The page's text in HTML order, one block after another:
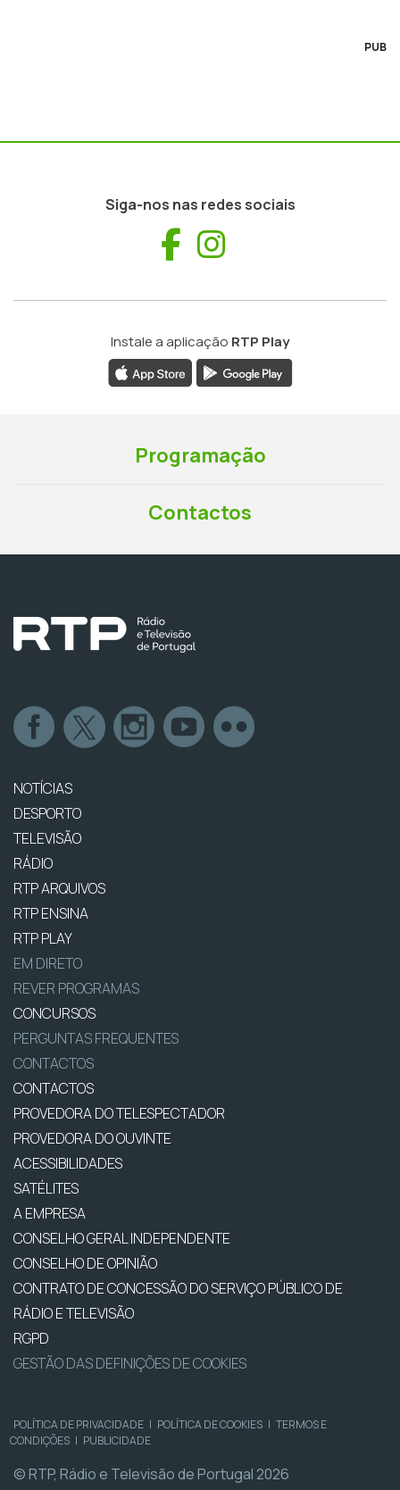
PUB
Siga-nos nas redes sociais
Facebook
Instale a aplicação RTP Play
Programação
Contactos
NOTÍCIAS
DESPORTO
TELEVISÃO
RÁDIO
RTP ARQUIVOS
RTP ENSINA
RTP PLAY
EM DIRETO
REVER PROGRAMAS
CONCURSOS
PERGUNTAS FREQUENTES
CONTACTOS
CONTACTOS
PROVEDORA DO TELESPECTADOR
PROVEDORA DO OUVINTE
ACESSIBILIDADES
SATÉLITES
A EMPRESA
CONSELHO GERAL INDEPENDENTE
CONSELHO DE OPINIÃO
CONTRATO DE CONCESSÃO DO SERVIÇO PÚBLICO DE
RÁDIO E TELEVISÃO
RGPD
GESTÃO DAS DEFINIÇÕES DE COOKIES
POLÍTICA DE PRIVACIDADE | POLÍTICA DE COOKIES | TERMOS E
CONDIÇÕES | PUBLICIDADE
© RTP, Rádio e Televisão de Portugal 2026